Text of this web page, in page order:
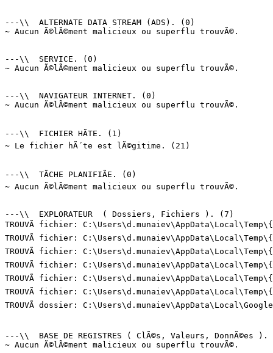
---\\  ALTERNATE DATA STREAM (ADS). (0)
~ Aucun Ã©lÃ©ment malicieux ou superflu trouvÃ©.
---\\  SERVICE. (0)
~ Aucun Ã©lÃ©ment malicieux ou superflu trouvÃ©.
---\\  NAVIGATEUR INTERNET. (0)
~ Aucun Ã©lÃ©ment malicieux ou superflu trouvÃ©.
---\\  FICHIER HÃTE. (1)
~ Le fichier hÃ´te est lÃ©gitime. (21)
---\\  TÃCHE PLANIFIÃE. (0)
~ Aucun Ã©lÃ©ment malicieux ou superflu trouvÃ©.
---\\  EXPLORATEUR  ( Dossiers, Fichiers ). (7)
TROUVÃ fichier:
TROUVÃ fichier:
TROUVÃ fichier:
TROUVÃ fichier:
TROUVÃ fichier:
TROUVÃ fichier:
TROUVÃ dossier:
---\\  BASE DE REGISTRES ( ClÃ©s, Valeurs, DonnÃ©es
~ Aucun Ã©lÃ©ment malicieux ou superflu trouvÃ©.